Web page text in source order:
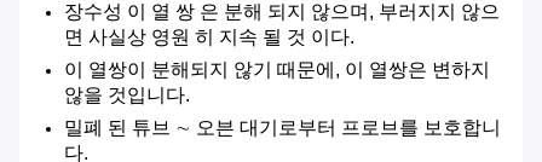
장수성 이 열 쌍 은 분해 되지 않으며, 부러지지 않으
면 사실상 영원 히 지속 될 것 이다.
이 열쌍이 분해되지 않기 때문에, 이 열쌍은 변하지
않을 것입니다.
밀폐 된 튜브 ∼ 오븐 대기로부터 프로브를 보호합니
다.